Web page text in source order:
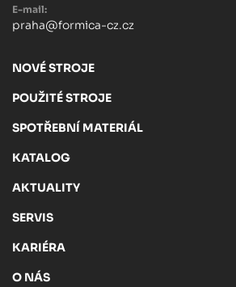
E-mail:
praha@formica-cz.cz
NOVÉ STROJE
POUŽITÉ STROJE
SPOTŘEBNÍ MATERIÁL
KATALOG
AKTUALITY
SERVIS
KARIÉRA
O NÁS